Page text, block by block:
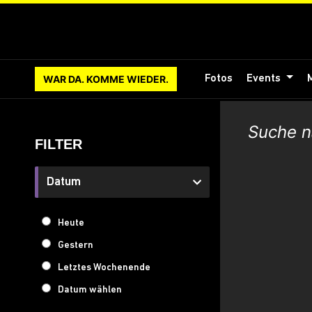
WAR DA. KOMME WIEDER. Fotos Events
FILTER
Datum
Heute
Gestern
Letztes Wochenende
Datum wählen